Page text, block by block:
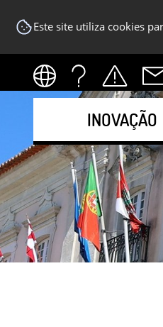
Este site utiliza cookies
INOVAÇÃO